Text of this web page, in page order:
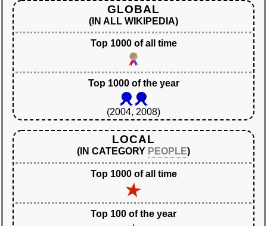
GLOBAL
(IN ALL WIKIPEDIA)
Top 1000 of all time
Top 1000 of the year
(2004, 2008)
LOCAL
(IN CATEGORY PEOPLE)
Top 1000 of all time
Top 100 of the year